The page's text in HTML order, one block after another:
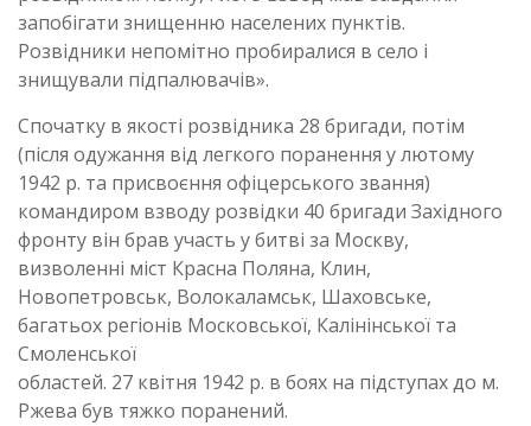
запобігати знищенню населених пунктів.
Розвідники непомітно пробиралися в село і
знищували підпалювачів».
Спочатку в якості розвідника 28 бригади, потім
(після одужання від легкого поранення у лютому
1942 р. та присвоєння офіцерського звання)
командиром взводу розвідки 40 бригади Західного
фронту він брав участь у битві за Москву,
визволенні міст Красна Поляна, Клин,
Новопетровськ, Волокаламськ, Шаховське,
багатьох регіонів Московської, Калінінської та
Смоленської
областей. 27 квітня 1942 р. в боях на підступах до м.
Ржева був тяжко поранений.